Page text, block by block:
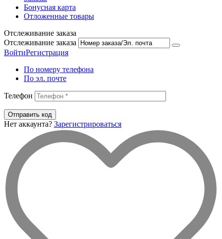
Бонусная карта
Отложенные товары
Отслеживание заказа
Отслеживание заказа
ВойтиРегистрация
По номеру телефона
По эл. почте
Телефон
Отправить код
Нет аккаунта? Зарегистрироваться